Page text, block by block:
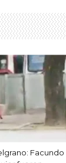
Facundo